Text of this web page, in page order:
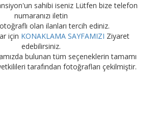
sahibi iseniz Lütfen bize telefon
numaranızı iletin
olan ilanları tercih ediniz.
için KONAKLAMA SAYFAMIZI Ziyaret
edebilirsiniz.
bulunan tüm seçeneklerin tamamı
tarafından fotoğrafları çekilmiştir.